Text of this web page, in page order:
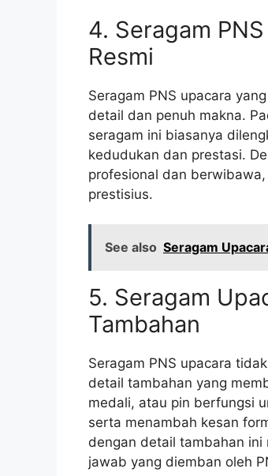
4. Seragam
Resmi
Seragam PNS upacara
detail dan penuh makna.
seragam ini biasanya
kedudukan dan prestasi.
profesional dan
prestisius.
See also Seragam
5. Seragam
Tambahan
Seragam PNS upacara
detail tambahan yang
medali, atau pin berfungsi
serta menambah kesan
dengan detail tambahan
jawab yang diemban oleh